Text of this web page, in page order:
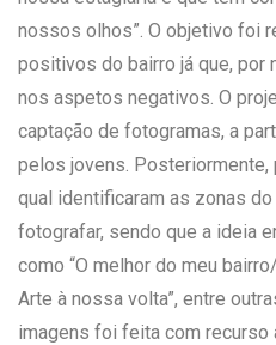
nossos olhos”. O objetivo foi
positivos do bairro já que, por
nos aspetos negativos. O
captação de fotogramas, a
pelos jovens. Posteriormente,
qual identificaram as zonas
fotografar, sendo que a ideia
como “O melhor do meu
Arte à nossa volta”, entre
imagens foi feita com recurso